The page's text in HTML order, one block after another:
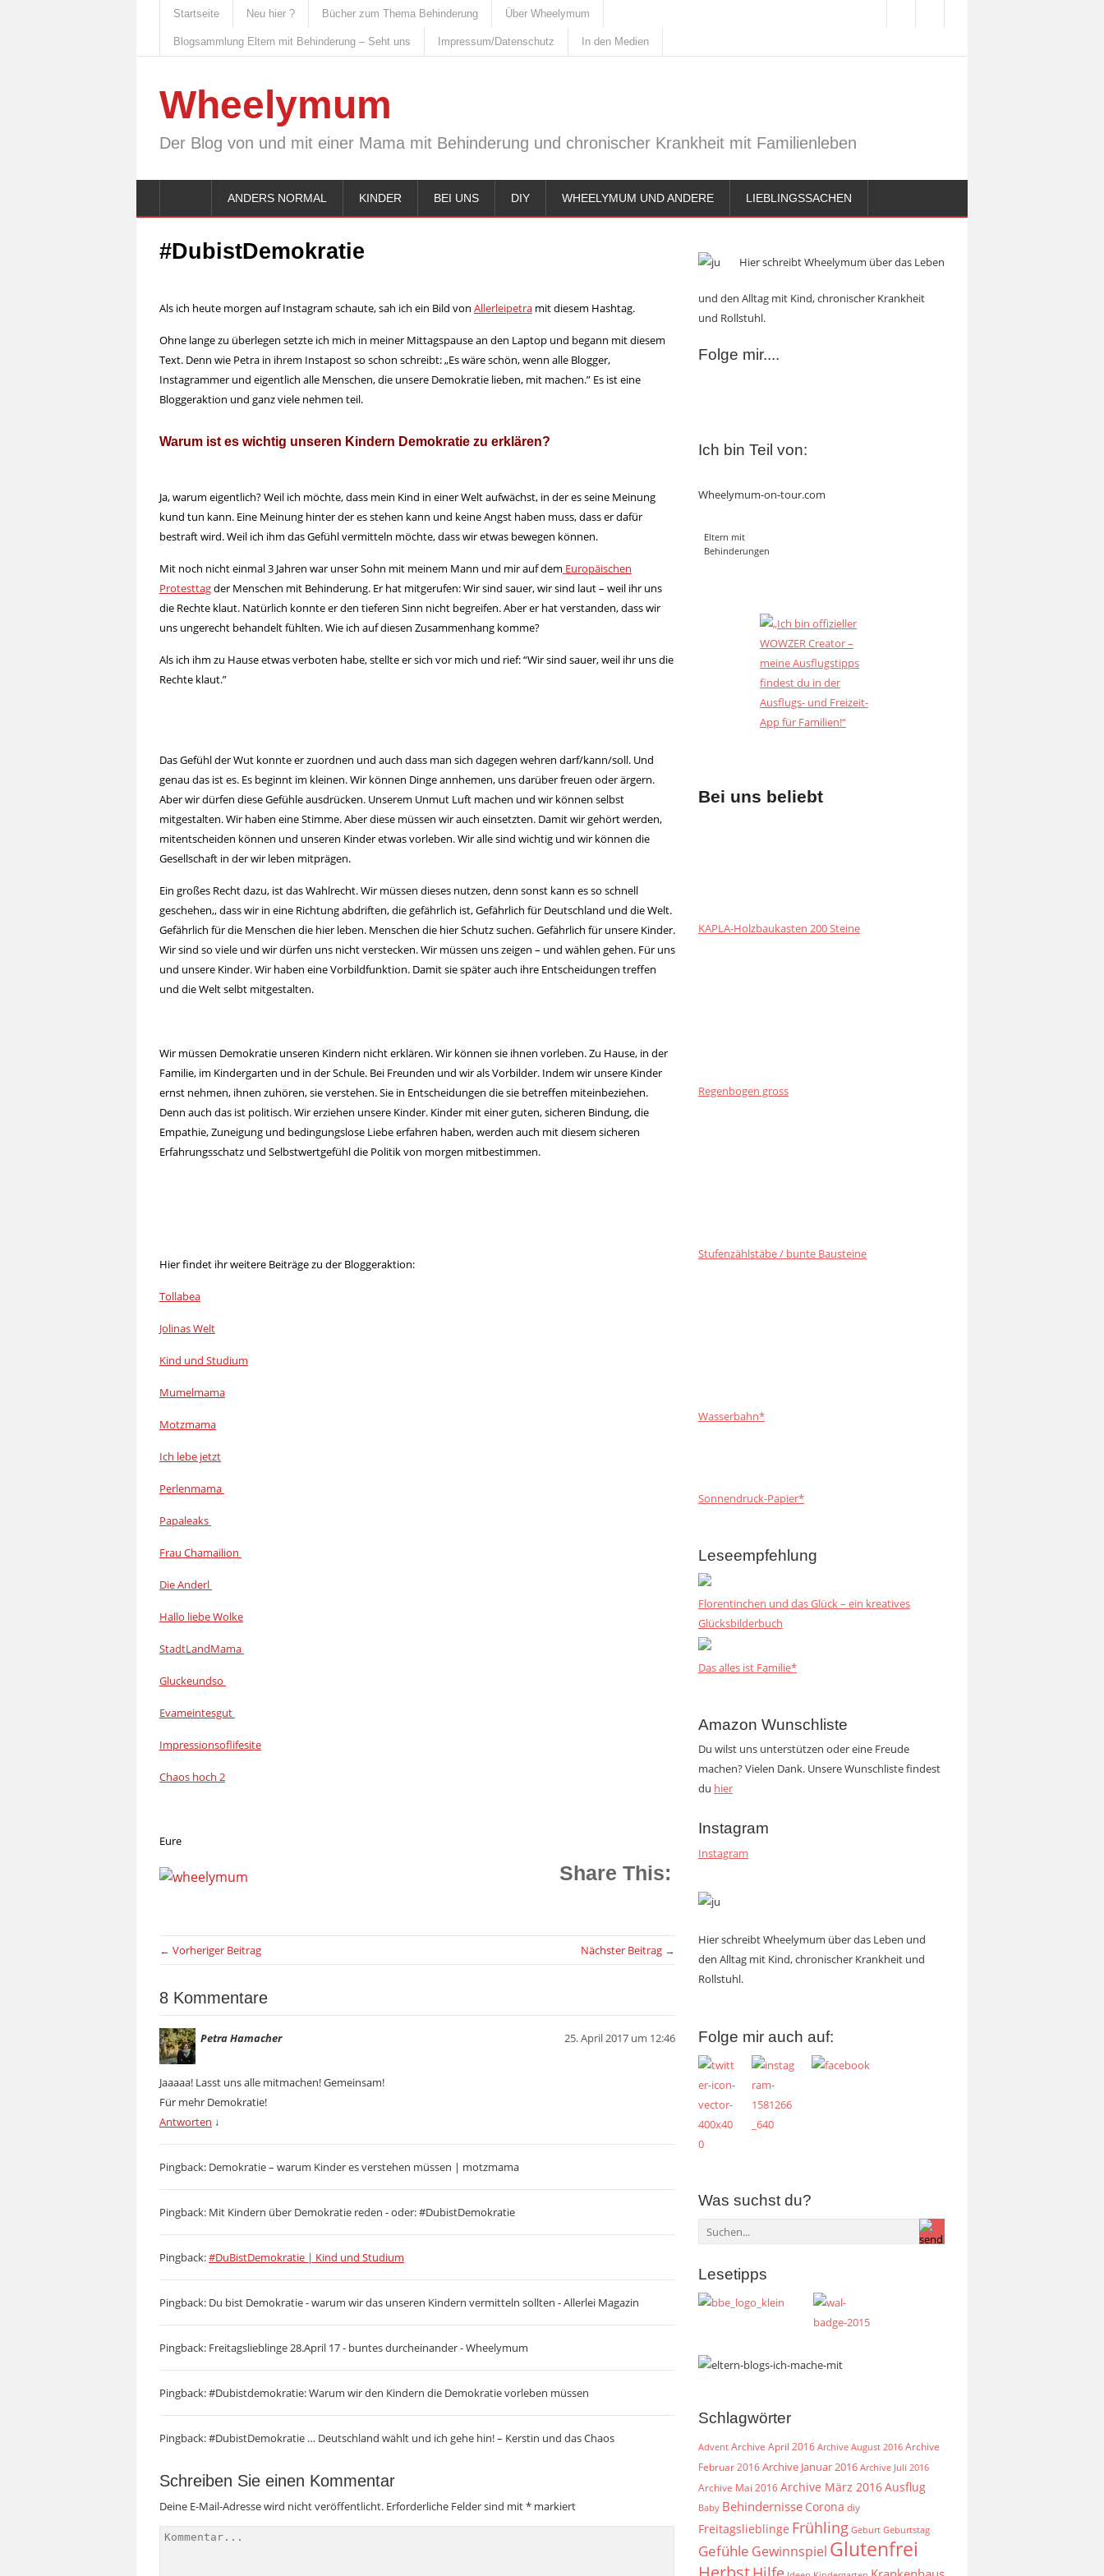
Startseite Neu hier ? Bücher zum Thema Behinderung Über Wheelymum
Blogsammlung Eltern mit Behinderung – Seht uns Impressum/Datenschutz In den Medien
Wheelymum
Der Blog von und mit einer Mama mit Behinderung und chronischer Krankheit mit Familienleben
ANDERS NORMAL KINDER BEI UNS DIY WHEELYMUM UND ANDERE LIEBLINGSSACHEN
#DubistDemokratie
Als ich heute morgen auf Instagram schaute, sah ich ein Bild von Allerleipetra mit diesem Hashtag.
Ohne lange zu überlegen setzte ich mich in meiner Mittagspause an den Laptop und begann mit diesem
Text. Denn wie Petra in ihrem Instapost so schon schreibt: „Es wäre schön, wenn alle Blogger,
Instagrammer und eigentlich alle Menschen, die unsere Demokratie lieben, mit machen.” Es ist eine
Bloggeraktion und ganz viele nehmen teil.
Warum ist es wichtig unseren Kindern Demokratie zu erklären?
Ja, warum eigentlich? Weil ich möchte, dass mein Kind in einer Welt aufwächst, in der es seine Meinung
kund tun kann. Eine Meinung hinter der es stehen kann und keine Angst haben muss, dass er dafür
bestraft wird. Weil ich ihm das Gefühl vermitteln möchte, dass wir etwas bewegen können.
Mit noch nicht einmal 3 Jahren war unser Sohn mit meinem Mann und mir auf dem Europäischen
Protesttagder Menschen mit Behinderung. Er hat mitgerufen: Wir sind sauer, wir sind laut – weil ihr uns
die Rechte klaut. Natürlich konnte er den tieferen Sinn nicht begreifen. Aber er hat verstanden, dass wir
uns ungerecht behandelt fühlten. Wie ich auf diesen Zusammenhang komme?
Als ich ihm zu Hause etwas verboten habe, stellte er sich vor mich und rief: “Wir sind sauer, weil ihr uns die
Rechte klaut.”
Das Gefühl der Wut konnte er zuordnen und auch dass man sich dagegen wehren darf/kann/soll. Und
genau das ist es. Es beginnt im kleinen. Wir können Dinge annhemen, uns darüber freuen oder ärgern.
Aber wir dürfen diese Gefühle ausdrücken. Unserem Unmut Luft machen und wir können selbst
mitgestalten. Wir haben eine Stimme. Aber diese müssen wir auch einsetzten. Damit wir gehört werden,
mitentscheiden können und unseren Kinder etwas vorleben. Wir alle sind wichtig und wir können die
Gesellschaft in der wir leben mitprägen.
Ein großes Recht dazu, ist das Wahlrecht. Wir müssen dieses nutzen, denn sonst kann es so schnell
geschehen,, dass wir in eine Richtung abdriften, die gefährlich ist, Gefährlich für Deutschland und die Welt.
Gefährlich für die Menschen die hier leben. Menschen die hier Schutz suchen. Gefährlich für unsere Kinder.
Wir sind so viele und wir dürfen uns nicht verstecken. Wir müssen uns zeigen – und wählen gehen. Für uns
und unsere Kinder. Wir haben eine Vorbildfunktion. Damit sie später auch ihre Entscheidungen treffen
und die Welt selbt mitgestalten.
Wir müssen Demokratie unseren Kindern nicht erklären. Wir können sie ihnen vorleben. Zu Hause, in der
Familie, im Kindergarten und in der Schule. Bei Freunden und wir als Vorbilder. Indem wir unsere Kinder
ernst nehmen, ihnen zuhören, sie verstehen. Sie in Entscheidungen die sie betreffen miteinbeziehen.
Denn auch das ist politisch. Wir erziehen unsere Kinder. Kinder mit einer guten, sicheren Bindung, die
Empathie, Zuneigung und bedingungslose Liebe erfahren haben, werden auch mit diesem sicheren
Erfahrungsschatz und Selbstwertgefühl die Politik von morgen mitbestimmen.
Hier findet ihr weitere Beiträge zu der Bloggeraktion:
Tollabea
Jolinas Welt
Kind und Studium
Mumelmama
Motzmama
Ich lebe jetzt
Perlenmama
Papaleaks
Frau Chamailion
Die Anderl
Hallo liebe Wolke
StadtLandMama
Gluckeundso
Evameintesgut
Impressionsoflifesite
Chaos hoch 2
Eure
Share This:
← Vorheriger Beitrag Nächster Beitrag →
8 Kommentare
Petra Hamacher 25. April 2017 um 12:46
Jaaaaa! Lasst uns alle mitmachen! Gemeinsam!
Für mehr Demokratie!
Antworten ↓
Pingback: Demokratie – warum Kinder es verstehen müssen | motzmama
Pingback: Mit Kindern über Demokratie reden - oder: #DubistDemokratie
Pingback:#DuBistDemokratie | Kind und Studium
Pingback: Du bist Demokratie - warum wir das unseren Kindern vermitteln sollten - Allerlei Magazin
Pingback: Freitagslieblinge 28.April 17 - buntes durcheinander - Wheelymum
Pingback: #Dubistdemokratie: Warum wir den Kindern die Demokratie vorleben müssen
Pingback: #DubistDemokratie … Deutschland wählt und ich gehe hin! – Kerstin und das Chaos
Schreiben Sie einen Kommentar
Deine E-Mail-Adresse wird nicht veröffentlicht. Erforderliche Felder sind mit* markiert
Hier schreibt Wheelymum über das Leben
und den Alltag mit Kind, chronischer Krankheit
und Rollstuhl.
Folge mir....
Ich bin Teil von:
Wheelymum-on-tour.com
Eltern mit
Behinderungen
Bei uns beliebt
KAPLA-Holzbaukasten 200 Steine
Regenbogen gross
Stufenzählstäbe / bunte Bausteine
Wasserbahn*
Sonnendruck-Papier*
Leseempfehlung
Florentinchen und das Glück – ein kreatives
Glücksbilderbuch
Das alles ist Familie*
Amazon Wunschliste
Du wilst uns unterstützen oder eine Freude
machen? Vielen Dank. Unsere Wunschliste findest
du hier
Instagram
Instagram
Hier schreibt Wheelymum über das Leben und
den Alltag mit Kind, chronischer Krankheit und
Rollstuhl.
Folge mir auch auf:
Was suchst du?
Lesetipps
Schlagwörter
Advent Archive April 2016 Archive August 2016 Archive
Februar 2016Archive Januar 2016 Archive Juli 2016
Archive Mai 2016Archive März 2016Ausflug
Baby Behindernisse Corona diy
Freitagslieblinge Frühling Geburt Geburtstag
Gefühle Gewinnspiel Glutenfrei